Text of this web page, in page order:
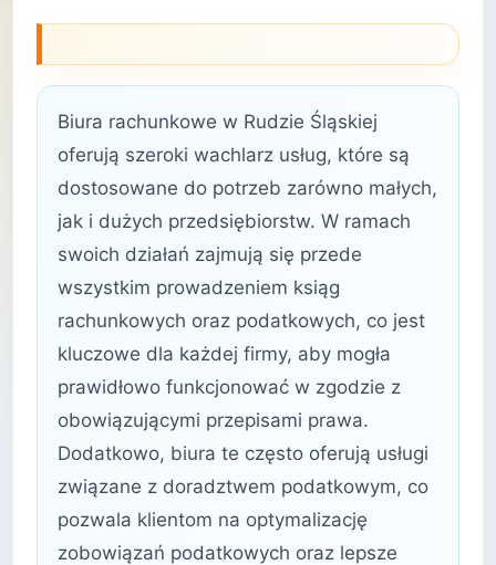
Biura rachunkowe w Rudzie Śląskiej
oferują szeroki wachlarz usług, które są
dostosowane do potrzeb zarówno małych,
jak i dużych przedsiębiorstw. W ramach
swoich działań zajmują się przede
wszystkim prowadzeniem ksiąg
rachunkowych oraz podatkowych, co jest
kluczowe dla każdej firmy, aby mogła
prawidłowo funkcjonować w zgodzie z
obowiązującymi przepisami prawa.
Dodatkowo, biura te często oferują usługi
związane z doradztwem podatkowym, co
pozwala klientom na optymalizację
zobowiązań podatkowych oraz lepsze